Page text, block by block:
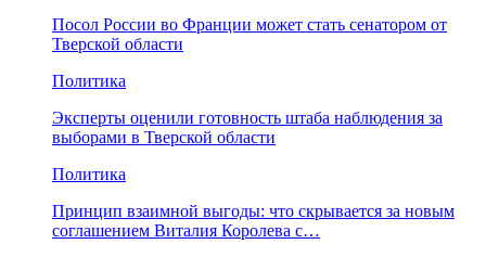
Посол России во Франции может стать сенатором от
Тверской области
Политика
Эксперты оценили готовность штаба наблюдения за
выборами в Тверской области
Политика
Принцип взаимной выгоды: что скрывается за новым
соглашением Виталия Королева с…